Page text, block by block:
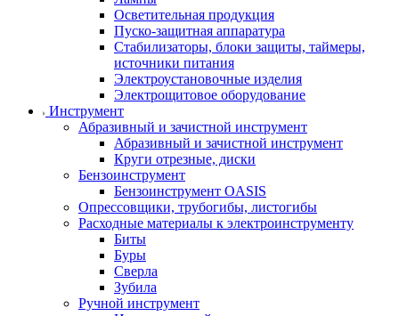
Осветительная продукция
Пуско-защитная аппаратура
Стабилизаторы, блоки защиты, таймеры,
источники питания
Электроустановочные изделия
Электрощитовое оборудование
Инструмент
Абразивный и зачистной инструмент
Абразивный и зачистной инструмент
Круги отрезные, диски
Бензоинструмент
Бензоинструмент OASIS
Опрессовщики, трубогибы, листогибы
Расходные материалы к электроинструменту
Биты
Буры
Сверла
Зубила
Ручной инструмент